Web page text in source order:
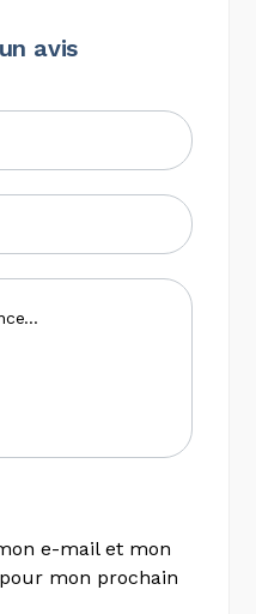
avis
e-mail et mon
mon prochain